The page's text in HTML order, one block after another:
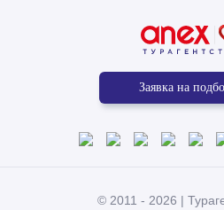
Заявка на
© 2011 - 2026 |